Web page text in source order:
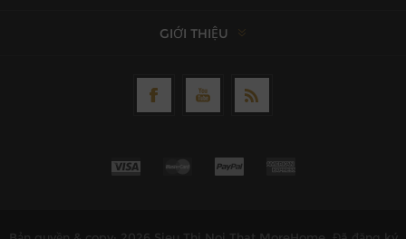
GIỚI THIỆU